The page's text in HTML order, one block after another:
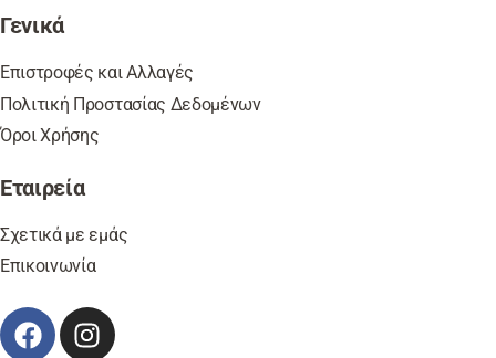
Γενικά
Επιστροφές και Αλλαγές
Πολιτική Προστασίας Δεδομένων
Όροι Χρήσης
Εταιρεία
Σχετικά με εμάς
Επικοινωνία